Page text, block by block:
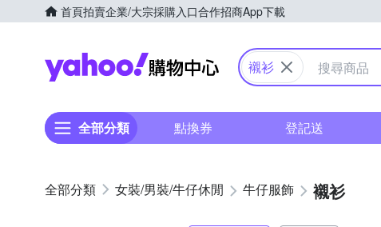
首頁拍賣企業/大宗採購入口合作招商App下載
Yahoo購物中心
襯衫
全部分類 點換券 登記送
女裝/男裝/牛仔休閒 牛仔服飾 襯衫